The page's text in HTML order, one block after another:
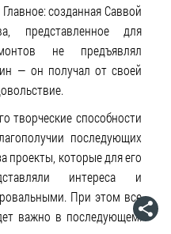
созданная Саввой
представленное для
не предъявлял
— он получал от своей
творческие способности
последующих
проекты, которые для его
интереса и
При этом все
важно в последующем.